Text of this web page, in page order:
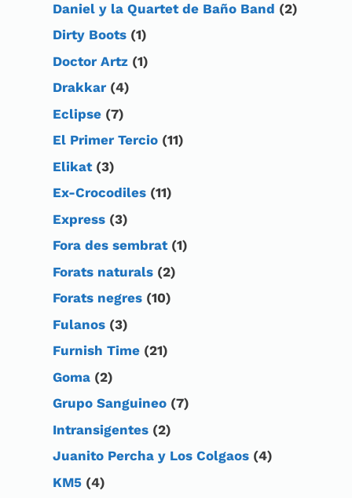
Daniel y la Quartet de Baño Band (2)
Dirty Boots (1)
Doctor Artz (1)
Drakkar (4)
Eclipse (7)
El Primer Tercio (11)
Elikat(3)
Ex-Crocodiles (11)
Express (3)
Fora des sembrat(1)
Forats naturals (2)
Forats negres (10)
Fulanos (3)
Furnish Time (21)
Goma (2)
Grupo Sanguineo (7)
Intransigentes (2)
Juanito Percha y Los Colgaos (4)
KM5 (4)